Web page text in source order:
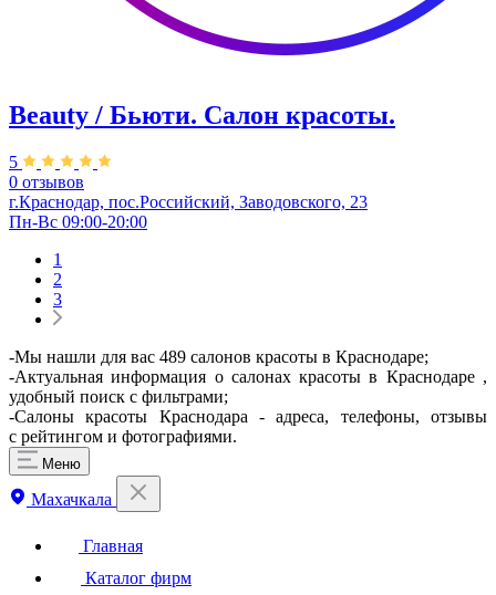
Beauty / Бьюти. Салон красоты.
5
0 отзывов
г.Краснодар, пос.Российский, Заводовского, 23
Пн-Вс 09:00-20:00
1
2
3
-Мы нашли для вас 489 салонов красоты в Краснодаре;
-Актуальная информация о салонах красоты в Краснодаре ,
удобный поиск с фильтрами;
-Салоны красоты Краснодара - адреса, телефоны, отзывы
с рейтингом и фотографиями.
Меню
Махачкала
Главная
Каталог фирм